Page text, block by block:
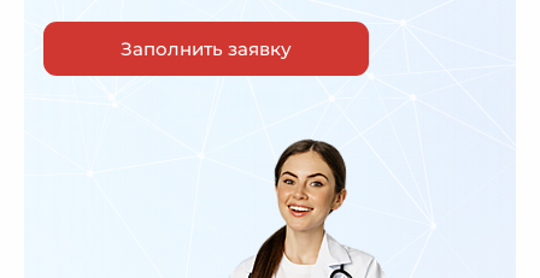
Заполнить заявку